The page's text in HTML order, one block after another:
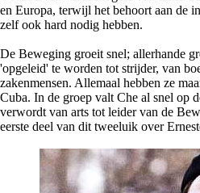
en Europa, terwijl het behoort aan de
zelf ook hard nodig hebben.
De Beweging groeit snel; allerhande
'opgeleid' te worden tot strijder, van
zakenmensen. Allemaal hebben ze
Cuba. In de groep valt Che al snel op
verwordt van arts tot leider van de
eerste deel van dit tweeluik over